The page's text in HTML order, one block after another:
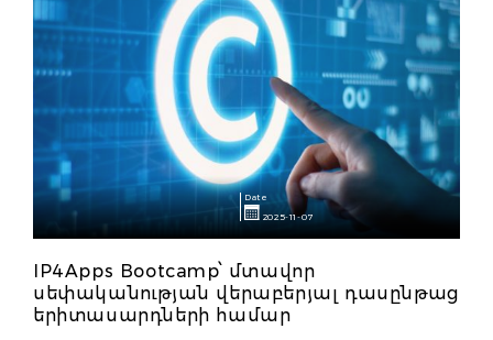
Date
2025-11-07
IP4Apps Bootcamp՝ մտավոր
սեփականության վերաբերյալ դասընթաց
երիտասարդների համար